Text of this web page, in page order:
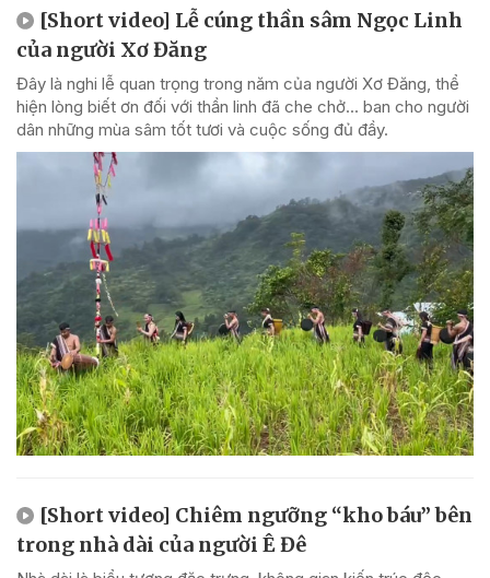
[Short video] Lễ cúng thần sâm Ngọc Linh
của người Xơ Đăng
Đây là nghi lễ quan trọng trong năm của người Xơ Đăng, thể
hiện lòng biết ơn đối với thần linh đã che chở... ban cho người
dân những mùa sâm tốt tươi và cuộc sống đủ đầy.
[Short video] Chiêm ngưỡng “kho báu” bên
trong nhà dài của người Ê Đê